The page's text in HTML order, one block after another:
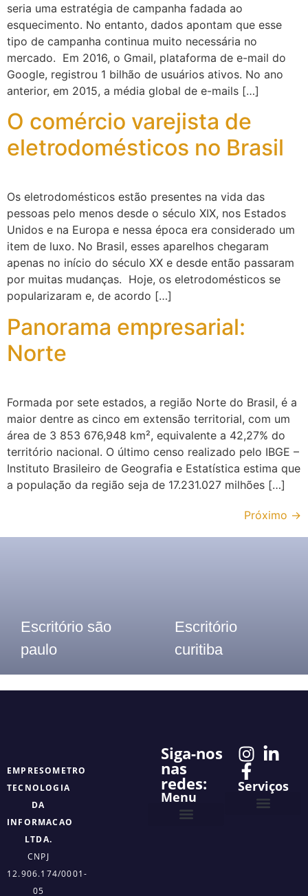
seria uma estratégia de campanha fadada ao
esquecimento. No entanto, dados apontam que esse
tipo de campanha continua muito necessária no
mercado. Em 2016, o Gmail, plataforma de e-mail do
Google, registrou 1 bilhão de usuários ativos. No ano
anterior, em 2015, a média global de e-mails […]
O comércio varejista de
eletrodomésticos no Brasil
Os eletrodomésticos estão presentes na vida das
pessoas pelo menos desde o século XIX, nos Estados
Unidos e na Europa e nessa época era considerado um
item de luxo. No Brasil, esses aparelhos chegaram
apenas no início do século XX e desde então passaram
por muitas mudanças. Hoje, os eletrodomésticos se
popularizaram e, de acordo […]
Panorama empresarial:
Norte
Formada por sete estados, a região Norte do Brasil, é a
maior dentre as cinco em extensão territorial, com um
área de 3 853 676,948 km², equivalente a 42,27% do
território nacional. O último censo realizado pelo IBGE –
Instituto Brasileiro de Geografia e Estatística estima que
a população da região seja de 17.231.027 milhões […]
Próximo →
Escritório são
paulo
Escritório
curitiba
EMPRESOMETRO
TECNOLOGIA
DA
INFORMACAO
LTDA.
CNPJ
12.906.174/0001-
05
Siga-nos
nas
redes:
Menu
Serviços